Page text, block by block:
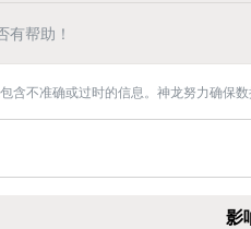
有帮助！
含不准确或过时的信息。神龙努力确保
影